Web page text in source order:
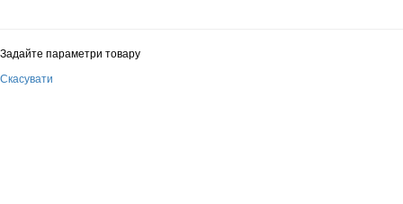
Задайте параметри товару
Скасувати